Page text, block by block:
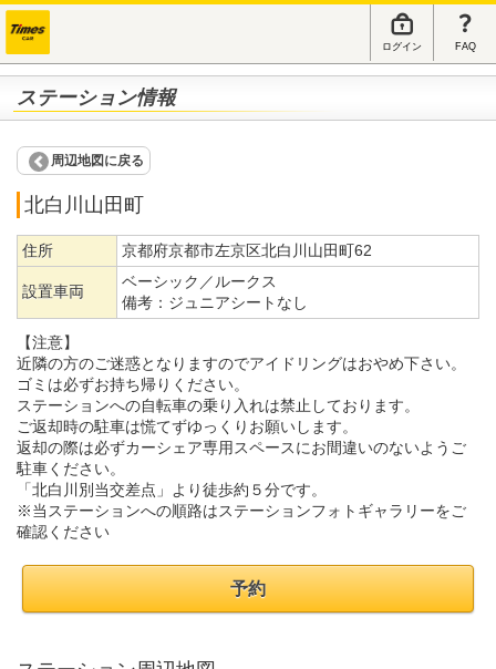
ログイン FAQ
ステーション情報
周辺地図に戻る
北白川山田町
住所 京都府京都市左京区北白川山田町62
設置車両
ベーシック／ルークス
備考： ジュニアシートなし
【注意】
近隣の方のご迷惑となりますのでアイドリングはおやめ下さい。
ゴミは必ずお持ち帰りください。
ステーションへの自転車の乗り入れは禁止しております。
ご返却時の駐車は慌てずゆっくりお願いします。
返却の際は必ずカーシェア専用スペースにお間違いのないようご
駐車ください。
「北白川別当交差点」より徒歩約５分です。
※当ステーションへの順路はステーションフォトギャラリーをご
確認ください
予約